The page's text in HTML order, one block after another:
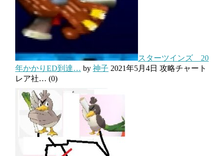
スターツインズ 20
年かかりED到達… by 神子 2021年5月4日 攻略チャート
レア社… (0)